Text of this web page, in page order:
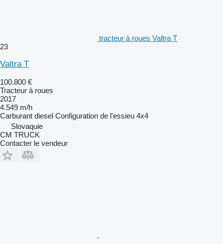
tracteur à roues Valtra T
23
Valtra T
100.800 €
Tracteur à roues
2017
4.549 m/h
Carburant diesel Configuration de l'essieu 4x4
Slovaquie
CM TRUCK
Contacter le vendeur